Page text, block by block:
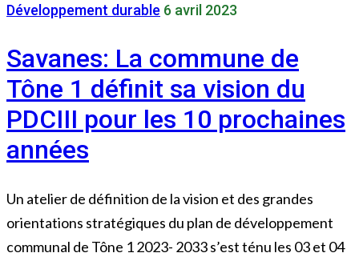
Développement durable 6 avril 2023
Savanes: La commune de
Tône 1 définit sa vision du
PDCIII pour les 10 prochaines
années
Un atelier de définition de la vision et des grandes
orientations stratégiques du plan de développement
communal de Tône 1 2023- 2033 s’est ténu les 03 et 04